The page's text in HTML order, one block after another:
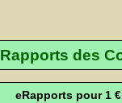
Rapports des
eRapports pour 1 €